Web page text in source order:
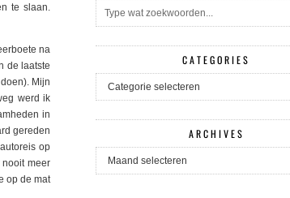
te slaan.
na
de laatste
Mijn
werd ik
in
gereden
op
nooit meer
op de mat
CATEGORIES
CATEGORIES
ARCHIVES
ARCHIVES